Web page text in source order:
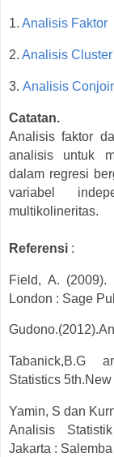
1. Analisis Faktor
2. Analisis Cluster
3. Analisis
Catatan.
Analisis faktor
analisis untuk
dalam regresi
variabel
multikolineritas.
Referensi :
Field, A. (2009).
London : Sage
Tabanick,B.G
Statistics
Yamin, S dan
Analisis
Jakarta :